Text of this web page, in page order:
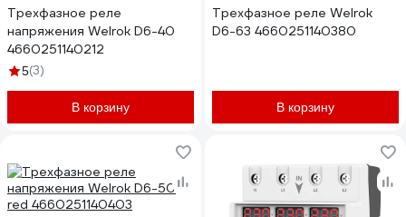
Трехфазное реле
напряжения Welrok D6-40
4660251140212
5(3)
В корзину
Трехфазное реле Welrok
D6-63 4660251140380
В корзину